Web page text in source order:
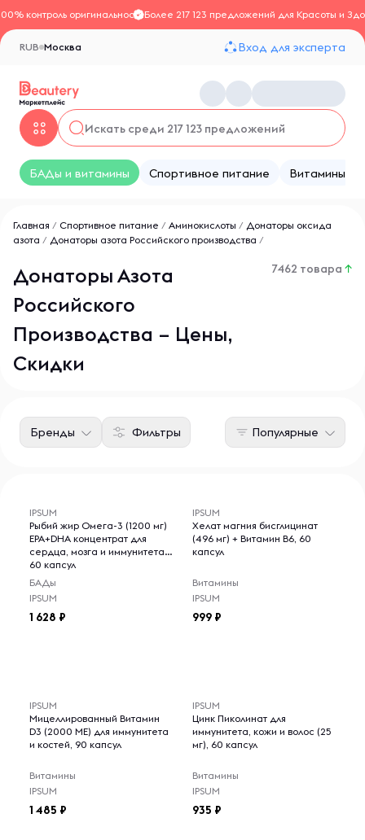
контроль оригинальностиБолее 217 123 предложений для Красоты и
Москва
RUB Вход для эксперта
БАДы и витамины Спортивное питание Витамины
Главная / Спортивное питание / Аминокислоты / Донаторы оксида
азота / Донаторы азота Российского производства /
Донаторы Азота
Российского
Производства – Цены,
Скидки
7462 товара ↑
Фильтры
Бренды Популярные
IPSUM
Рыбий жир Омега-3 (1200 мг)
EPA+DHA концентрат для
сердца, мозга и иммунитета,
60 капсул
БАДы
IPSUM
1 628
IPSUM
Хелат магния бисглицинат
(496 мг) + Витамин B6, 60
капсул
Витамины
IPSUM
999
IPSUM
Мицеллированный Витамин
D3 (2000 МЕ) для иммунитета
и костей, 90 капсул
Витамины
IPSUM
1 485
IPSUM
Цинк Пиколинат для
иммунитета, кожи и волос (25
мг), 60 капсул
Витамины
IPSUM
935